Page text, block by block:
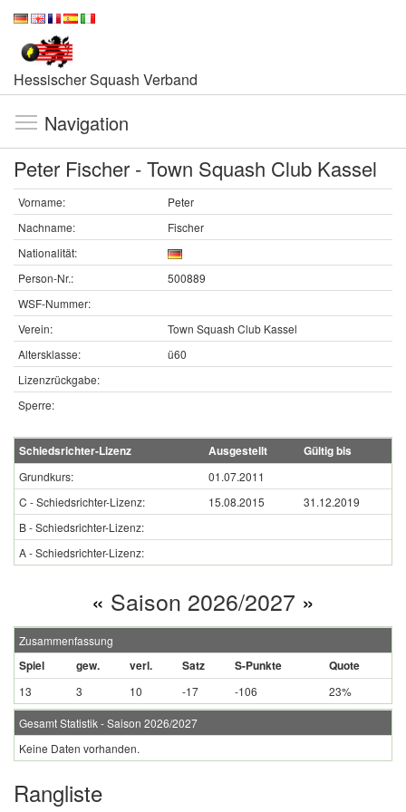
Hessischer Squash Verband
Navigation
Peter Fischer - Town Squash Club Kassel
Vorname:
Peter
Nachname:
Fischer
Nationalität:
Person-Nr.:
500889
WSF-Nummer:
Verein:
Town Squash Club Kassel
Altersklasse:
ü60
Lizenzrückgabe:
Sperre:
Schiedsrichter-Lizenz Ausgestellt Gültig bis
Grundkurs:
01.07.2011
C - Schiedsrichter-Lizenz:
15.08.2015
31.12.2019
B - Schiedsrichter-Lizenz:
A - Schiedsrichter-Lizenz:
« Saison 2026/2027 »
Zusammenfassung
Spiel gew. verl. Satz S-Punkte Quote
13 3 10 -17 -106 23%
Gesamt Statistik - Saison 2026/2027
Keine Daten vorhanden.
Rangliste